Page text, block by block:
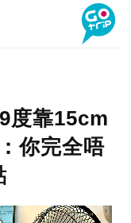
度靠15cm
你完全唔